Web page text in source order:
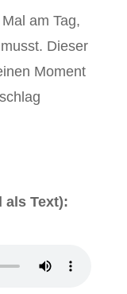
am Tag,
Dieser
Moment
als Text):